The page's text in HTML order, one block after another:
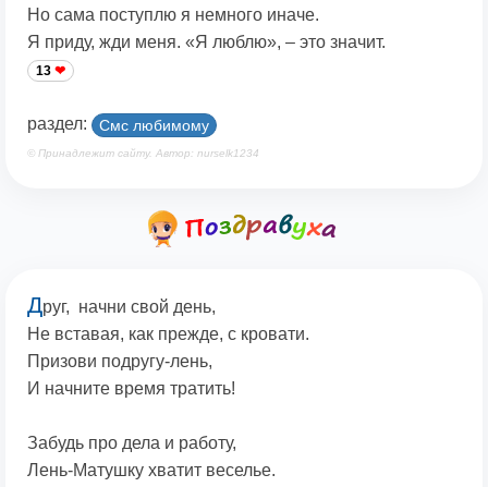
Но сама поступлю я немного иначе.
Я приду, жди меня. «Я люблю», – это значит.
13
раздел: Смс любимому
© Принадлежит сайту. Автор: nurselk1234
Друг, начни свой день,
Не вставая, как прежде, с кровати.
Призови подругу-лень,
И начните время тратить!
Забудь про дела и работу,
Лень-Матушку хватит веселье.